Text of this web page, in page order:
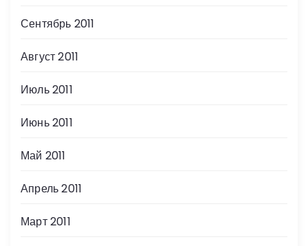
Сентябрь 2011
Август 2011
Июль 2011
Июнь 2011
Май 2011
Апрель 2011
Март 2011